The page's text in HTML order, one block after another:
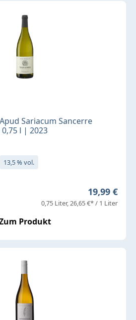
Sariacum Sancerre
l | 2023
13,5 % vol.
Regulärer
19,99 €
0,75 Liter 26,65 €* / 1 Liter
Produkt